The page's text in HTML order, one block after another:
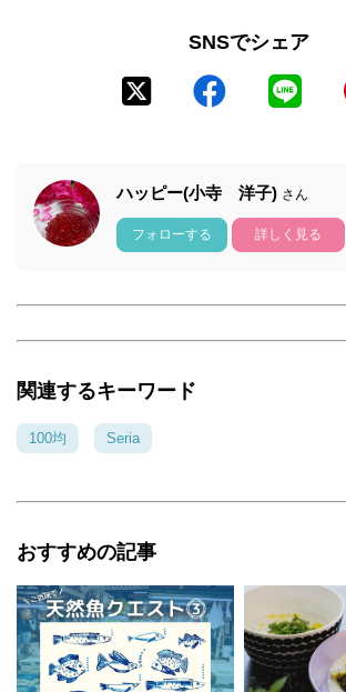
SNSでシェア
ハッピー(小寺 洋子) さん
フォローする 詳しく見る
関連するキーワード
100均 Seria
おすすめの記事